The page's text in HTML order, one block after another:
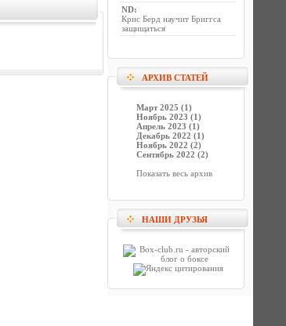
ND:
Крис Берд научит Бриггса
защищаться
АРХИВ СТАТЕЙ
Март 2025 (1)
Ноябрь 2023 (1)
Апрель 2023 (1)
Декабрь 2022 (1)
Ноябрь 2022 (2)
Сентябрь 2022 (2)
Показать весь архив
НАШИ ДРУЗЬЯ